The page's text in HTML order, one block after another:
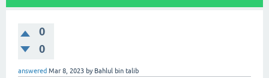
0
0
answered Mar 8, 2023 by Bahlul bin talib